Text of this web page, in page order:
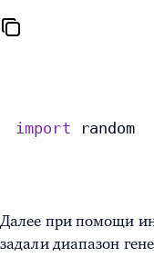
import random
Далее при помощи
задали диапазон